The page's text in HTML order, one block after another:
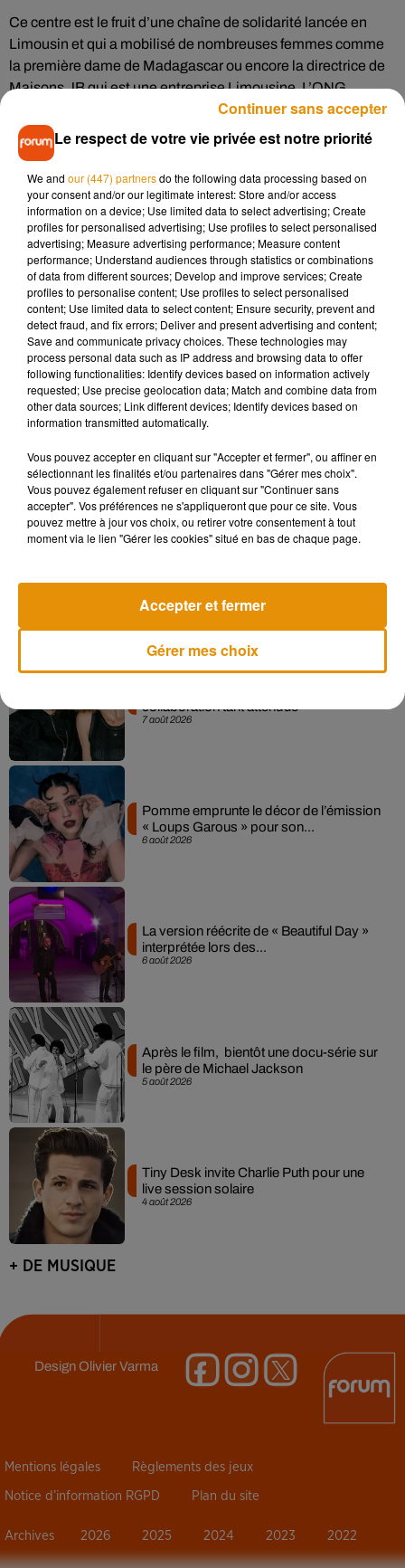
Ce centre est le fruit d’une chaîne de solidarité lancée en
Limousin et qui a mobilisé de nombreuses femmes comme
la première dame de Madagascar ou encore la directrice de
Maisons JB qui est une entreprise Limousine. L’ONG
Pompiers de l’urgence internationale qui est basée à
Limoges a fourni des ressources humaines et du matériel
médical pour mener à bien ce projet. Maisons JB a de son
côté financé totalement la structure et la première dame a
offert le terrain.
Le président malgache a salué
l'initiative
Les urgences pédiatriques ont été inaugurées mardi sur l’île,
par le président de la République de Madagascar, qui a salué
cette très belle initiative et remercié les partenaires. Son
épouse est d’ailleurs la marraine du centre où les soins
seront gratuits. Le centre pourra accueillir une cinquantaine
d’enfants et compte une salle d’accouchement.
Musique
7 août 2026
Sensation » avec Kylie Minogue
7 août 2026
collaboration tant attendue
6 août 2026
Pomme emprunte le décor de l’émission
« Loups Garous » pour son...
6 août 2026
La version réécrite de « Beautiful Day »
interprétée lors des...
5 août 2026
Après le film, bientôt une docu-série sur
le père de Michael Jackson
4 août 2026
Tiny Desk invite Charlie Puth pour une
live session solaire
+ DE MUSIQUE
DesignOlivier Varma
Mentions légales Règlements des jeux
Notice d’information RGPD Plan du site
Archives 2026 2025 2024 2023 2022
Le respect de votre vie privée est notre priorité
We and our (447) partnersdo the following data processing based on
your consent and/or our legitimate interest: Store and/or access
information on a device; Use limited data to select advertising; Create
profiles for personalised advertising; Use profiles to select personalised
advertising; Measure advertising performance; Measure content
performance; Understand audiences through statistics or combinations
of data from different sources; Develop and improve services; Create
profiles to personalise content; Use profiles to select personalised
content; Use limited data to select content; Ensure security, prevent and
detect fraud, and fix errors; Deliver and present advertising and content;
Save and communicate privacy choices. These technologies may
process personal data such as IP address and browsing data to offer
following functionalities: Identify devices based on information actively
requested; Use precise geolocation data; Match and combine data from
other data sources; Link different devices; Identify devices based on
information transmitted automatically.
Vous pouvez accepter en cliquant sur "Accepter et fermer", ou affiner en
sélectionnant les finalités et/ou partenaires dans "Gérer mes choix".
Vous pouvez également refuser en cliquant sur "Continuer sans
accepter". Vos préférences ne s'appliqueront que pour ce site. Vous
pouvez mettre à jour vos choix, ou retirer votre consentement à tout
moment via le lien "Gérer les cookies" situé en bas de chaque page.
Gérer mes choix
Accepter et fermer
Continuer sans accepter